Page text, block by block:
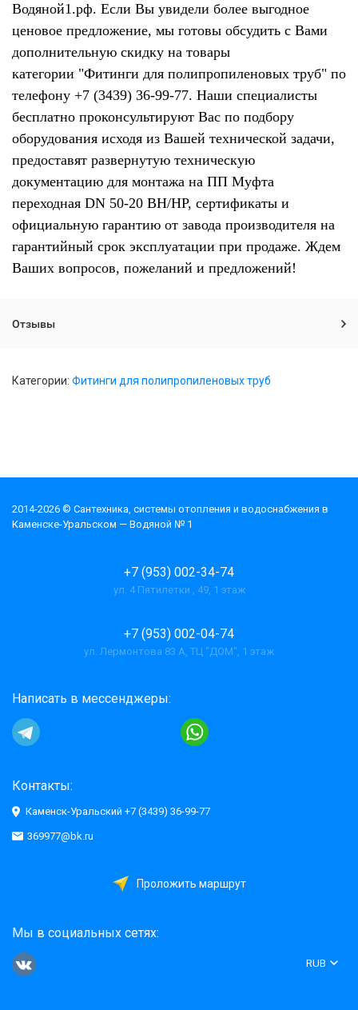
Водяной1.рф. Если Вы увидели более выгодное
ценовое предложение, мы готовы обсудить с Вами
дополнительную скидку на товары
категории "Фитинги для полипропиленовых труб" по
телефону +7 (3439) 36-99-77. Наши специалисты
бесплатно проконсультируют Вас по подбору
оборудования исходя из Вашей технической задачи,
предоставят развернутую техническую
документацию для монтажа на ПП Муфта
переходная DN 50-20 ВН/НР, сертификаты и
официальную гарантию от завода производителя на
гарантийный срок эксплуатации при продаже. Ждем
Ваших вопросов, пожеланий и предложений!
Отзывы
Категории: Фитинги для полипропиленовых труб
2014-2026 © Cантехника, системы отопления и водоснабжения в
Каменске-Уральском — Водяной № 1
+7 (953) 002-34-74
ул. 4 Пятилетки , 49, 1 этаж
+7 (953) 002-04-74
ул. Лермонтова 83 А, ТЦ "ДОМ", 1 этаж
Написать в мессенджеры:
Контакты:
Каменск-Уральский +7 (3439) 36-99-77
369977@bk.ru
Проложить маршрут
Мы в социальных сетях:
RUB